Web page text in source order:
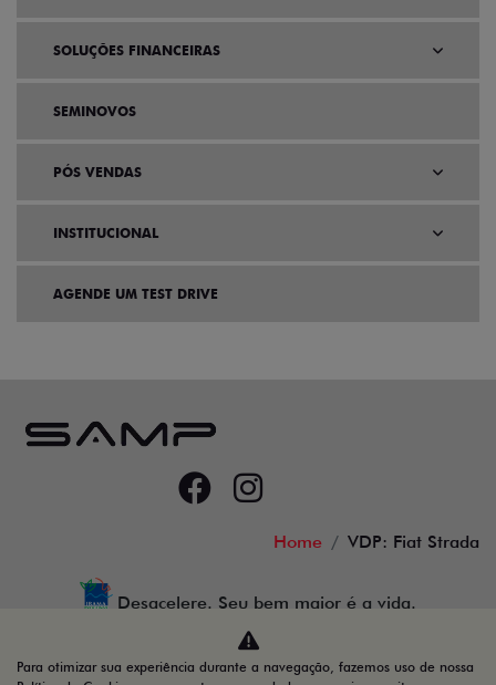
SOLUÇÕES FINANCEIRAS
SEMINOVOS
PÓS VENDAS
INSTITUCIONAL
AGENDE UM TEST DRIVE
Home VDP: Fiat Strada
Desacelere. Seu bem maior é a vida.
Para otimizar sua experiência durante a navegação, fazemos uso de nossa